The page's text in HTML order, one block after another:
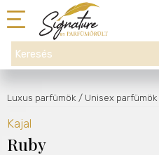
Luxus parfümök / Unisex parfümök
Kajal
Ruby